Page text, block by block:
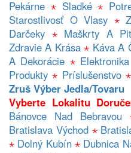
Pekárne ⋆ Sladké⋆
Starostlivosť O Vlasy ⋆
Darčeky ⋆ Maškrty A
Zdravie A Krása⋆ Káva A
A Dekorácie ⋆ Elektronika
Produkty ⋆ Príslušenstvo⋆
Zruš Výber Jedla/tovaru
Vyberte Lokalitu
Bánovce Nad Bebravou
Bratislava Východ⋆
⋆ Dolný Kubín⋆ Dubnica